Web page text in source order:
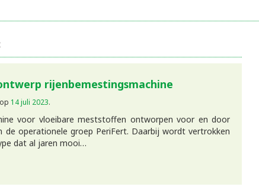
rijenbemestingsmachine
op 14 juli 2023.
voor vloeibare meststoffen ontworpen voor en door
operationele groep PeriFert. Daarbij wordt vertrokken
dat al jaren mooi…